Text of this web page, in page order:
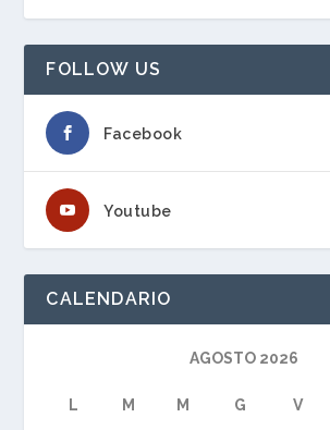
FOLLOW US
Facebook
Youtube
CALENDARIO
AGOSTO 2026
L M M G V